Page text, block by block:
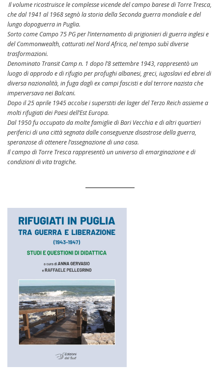
Il volume ricostruisce le complesse vicende del campo barese di Torre Tresca,
che dal 1941 al 1968 segnò la storia della Seconda guerra mondiale e del
lungo dopoguerra in Puglia.
Sorto come Campo 75 PG per l’internamento di prigionieri di guerra inglesi e
del Commonwealth, catturati nel Nord Africa, nel tempo subì diverse
trasformazioni.
Denominato Transit Camp n. 1 dopo l’8 settembre 1943, rappresentò un
luogo di approdo e di rifugio per profughi albanesi, greci, iugoslavi ed ebrei di
diversa nazionalità, in fuga dagli ex campi fascisti e dal terrore nazista che
imperversava nei Balcani.
Dopo il 25 aprile 1945 accolse i superstiti dei lager del Terzo Reich assieme a
molti rifugiati dei Paesi dell’Est Europa.
Dal 1950 fu occupato da molte famiglie di Bari Vecchia e di altri quartieri
periferici di una città segnata dalle conseguenze disastrose della guerra,
speranzose di ottenere l’assegnazione di una casa.
Il campo di Torre Tresca rappresentò un universo di emarginazione e di
condizioni di vita tragiche.